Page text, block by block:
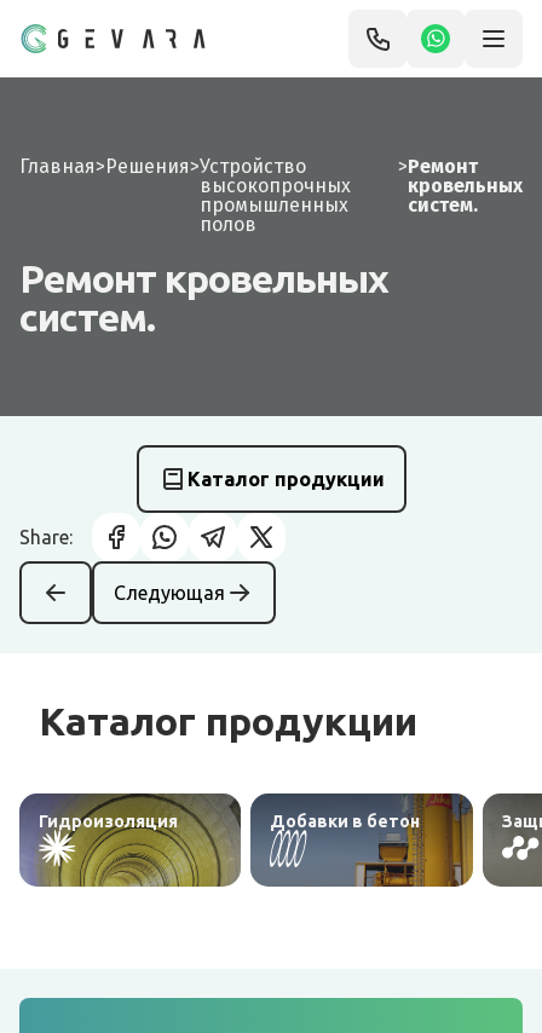
Главная>Решения>Устройство
высокопрочных
промышленных
полов
>Ремонт
кровельных
систем.
Ремонт кровельных
систем.
Каталог продукции
Share:
Cледующая
Каталог продукции
Гидроизоляция Добавки в бетон